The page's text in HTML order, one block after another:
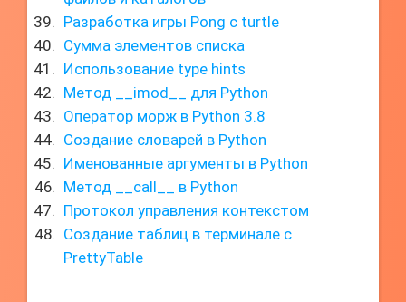
Разработка игры Pong с turtle
Сумма элементов списка
Использование type hints
Метод __imod__ для Python
Оператор морж в Python 3.8
Создание словарей в Python
Именованные аргументы в Python
Метод __call__ в Python
Протокол управления контекстом
Создание таблиц в терминале с
PrettyTable